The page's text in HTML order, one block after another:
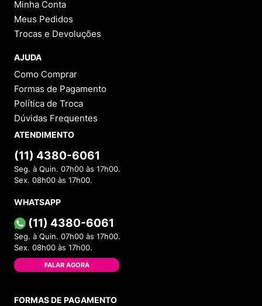
Minha Conta
Meus Pedidos
Trocas e Devoluções
AJUDA
Como Comprar
Formas de Pagamento
Política de Troca
Dúvidas Frequentes
ATENDIMENTO
(11) 4380-6061
Seg. à Quin. 07h00 às 17h00.
Sex. 08h00 às 17h00.
WHATSAPP
(11) 4380-6061
Seg. à Quin. 07h00 às 17h00.
Sex. 08h00 às 17h00.
FALAR AGORA
FORMAS DE PAGAMENTO